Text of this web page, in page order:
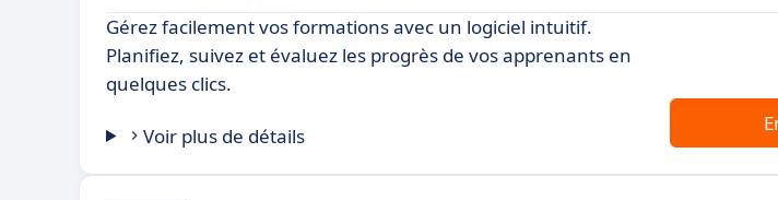
Gérez facilement vos formations avec un logiciel intuitif.
Planifiez, suivez et évaluez les progrès de vos apprenants en
quelques clics.
Voir plus de détails